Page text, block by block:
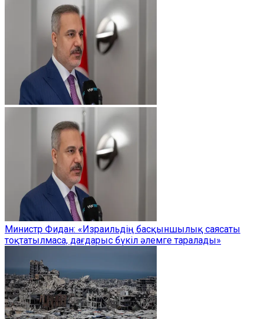
Министр Фидан: «Израильдің басқыншылық саясаты
тоқтатылмаса, дағдарыс бүкіл әлемге таралады»